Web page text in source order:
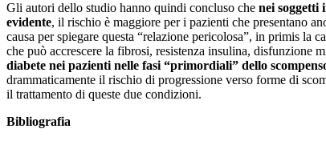
Gli autori dello studio hanno quindi concluso che nei soggetti
evidente, il rischio è maggiore per i pazienti che presentano
causa per spiegare questa “relazione pericolosa”, in primis
che può accrescere la fibrosi, resistenza insulina, disfunzione
diabete nei pazienti nelle fasi “primordiali” dello
drammaticamente il rischio di progressione verso forme di
il trattamento di queste due condizioni.
Bibliografia